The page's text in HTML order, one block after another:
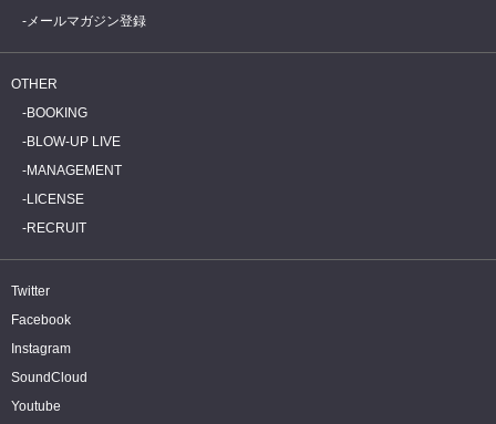
メールマガジン登録
OTHER
BOOKING
BLOW-UP LIVE
MANAGEMENT
LICENSE
RECRUIT
Twitter
Facebook
Instagram
SoundCloud
Youtube